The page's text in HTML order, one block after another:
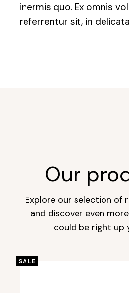
inermis quo. Ex omnis
referrentur sit, in
Our
Explore our selection of
and discover even
could be right up
SALE